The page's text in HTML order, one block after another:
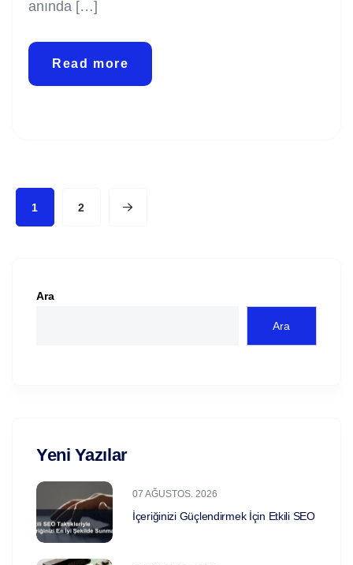
anında […]
Read more
1 2
Ara
Ara
Yeni Yazılar
07 AĞUSTOS. 2026
İçeriğinizi Güçlendirmek İçin Etkili SEO